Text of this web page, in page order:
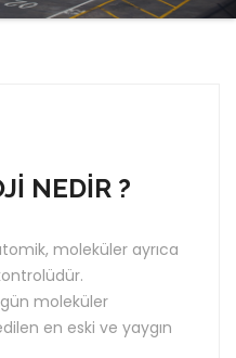
NEDİR ?
moleküler ayrıca
moleküler
en eski ve yaygın